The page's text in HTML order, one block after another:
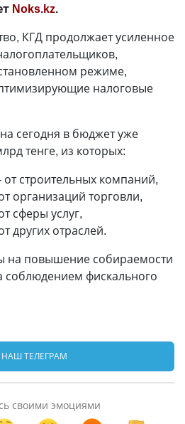
Noks.kz.
КГД продолжает усиленное
режиме,
налоговые
сегодня в бюджет уже
тенге, из которых:
от строительных компаний,
организаций торговли,
сферы услуг,
других отраслей.
на повышение собираемости
соблюдением фискального
НАШ ТЕЛЕГРАМ
своими эмоциями